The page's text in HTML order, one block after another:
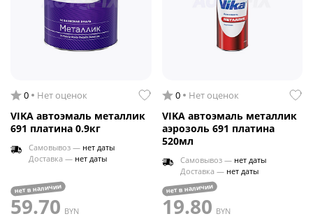
0 Нет оценок
VIKA автоэмаль металлик
691 платина 0.9кг
Самовывоз — нет даты
Доставка — нет даты
нет в наличии
59.70 BYN
0 Нет оценок
VIKA автоэмаль металлик
аэрозоль 691 платина
520мл
Самовывоз — нет даты
Доставка — нет даты
нет в наличии
19.80 BYN